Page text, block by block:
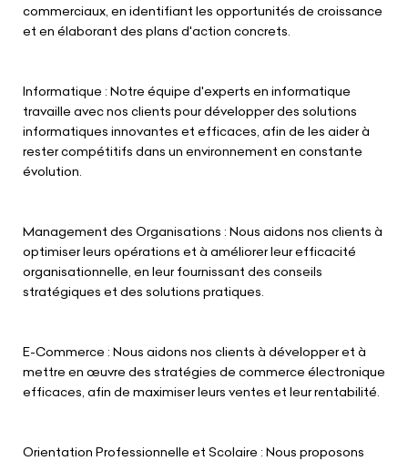
commerciaux, en identifiant les opportunités de croissance
et en élaborant des plans d'action concrets.
Informatique : Notre équipe d'experts en informatique
travaille avec nos clients pour développer des solutions
informatiques innovantes et efficaces, afin de les aider à
rester compétitifs dans un environnement en constante
évolution.
Management des Organisations : Nous aidons nos clients à
optimiser leurs opérations et à améliorer leur efficacité
organisationnelle, en leur fournissant des conseils
stratégiques et des solutions pratiques.
E-Commerce : Nous aidons nos clients à développer et à
mettre en œuvre des stratégies de commerce électronique
efficaces, afin de maximiser leurs ventes et leur rentabilité.
Orientation Professionnelle et Scolaire : Nous proposons